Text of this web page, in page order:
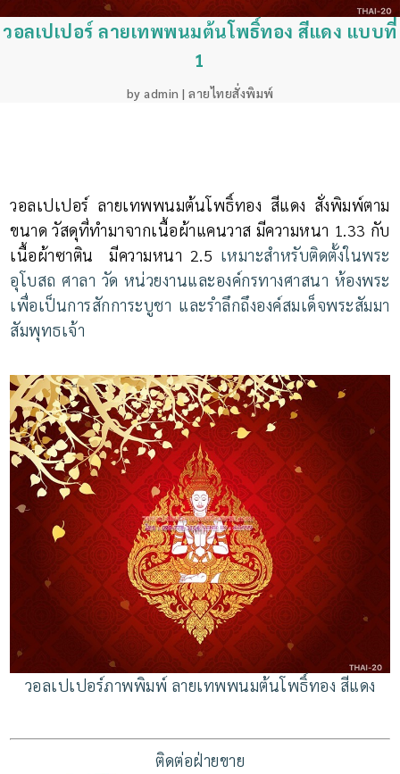
วอลเปเปอร์ ลายเทพพนมต้นโพธิ์ทอง สีแดง แบบที่
1
by admin | ลายไทยสั่งพิมพ์
วอลเปเปอร์ ลายเทพพนมต้นโพธิ์ทอง สีแดง สั่งพิมพ์ตาม
ขนาด วัสดุที่ทำมาจากเนื้อผ้าแคนวาส มีความหนา 1.33 กับ
เนื้อผ้าซาติน มีความหนา 2.5 เหมาะสำหรับติดตั้งในพระ
อุโบสถ ศาลา วัด หน่วยงานและองค์กรทางศาสนา ห้องพระ
เพื่อเป็นการสักการะบูชา และรำลึกถึงองค์สมเด็จพระสัมมา
สัมพุทธเจ้า
วอลเปเปอร์ภาพพิมพ์ ลายเทพพนมต้นโพธิ์ทอง สีแดง
ติดต่อฝ่ายขาย